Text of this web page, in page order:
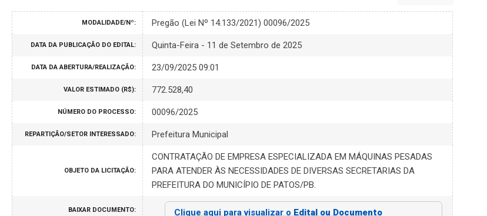
MODALIDADE/Nº: Pregão (Lei Nº 14.133/2021) 00096/2025
DATA DA PUBLICAÇÃO DO EDITAL: Quinta-Feira - 11 de Setembro de 2025
DATA DA ABERTURA/REALIZAÇÃO: 23/09/2025 09:01
VALOR ESTIMADO (R$): 772.528,40
NÚMERO DO PROCESSO: 00096/2025
REPARTIÇÃO/SETOR INTERESSADO: Prefeitura Municipal
OBJETO DA LICITAÇÃO:
CONTRATAÇÃO DE EMPRESA ESPECIALIZADA EM MÁQUINAS PESADAS
PARA ATENDER ÀS NECESSIDADES DE DIVERSAS SECRETARIAS DA
PREFEITURA DO MUNICÍPIO DE PATOS/PB.
BAIXAR DOCUMENTO: Clique aqui para visualizar o Edital ou Documento